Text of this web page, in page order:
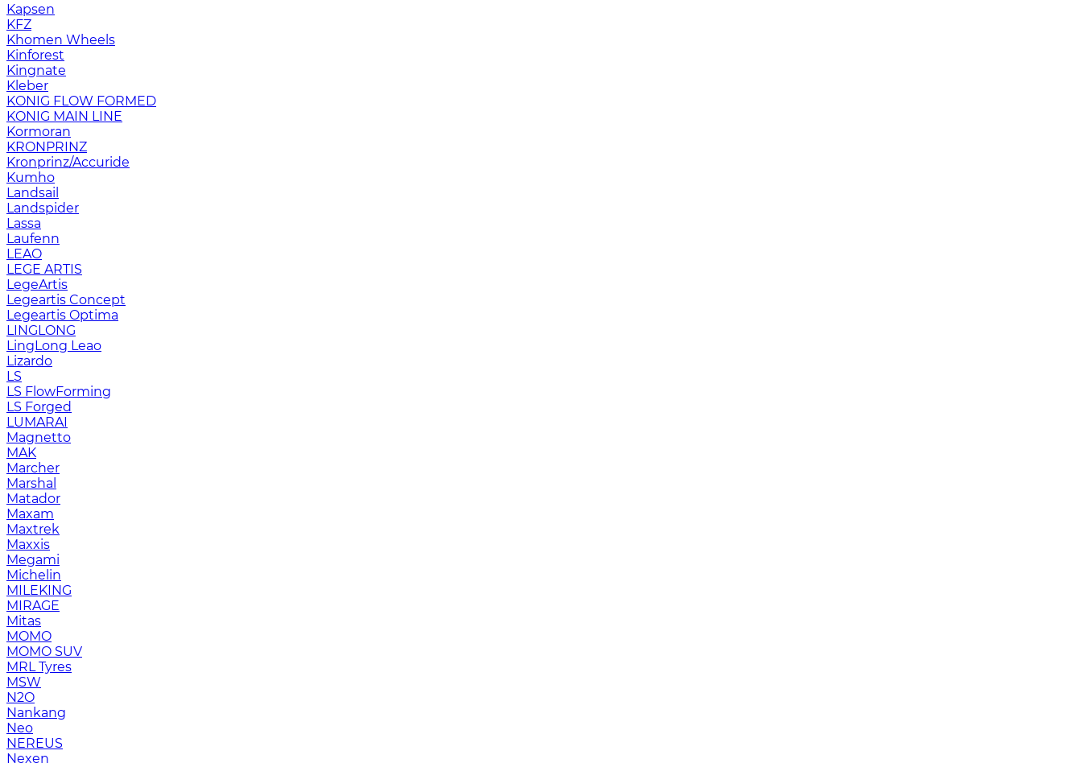
Kapsen
KFZ
Khomen Wheels
Kinforest
Kingnate
Kleber
KONIG FLOW FORMED
KONIG MAIN LINE
Kormoran
KRONPRINZ
Kronprinz/Accuride
Kumho
Landsail
Landspider
Lassa
Laufenn
LEAO
LEGE ARTIS
LegeArtis
Legeartis Concept
Legeartis Optima
LINGLONG
LingLong Leao
Lizardo
LS
LS FlowForming
LS Forged
LUMARAI
Magnetto
MAK
Marcher
Marshal
Matador
Maxam
Maxtrek
Maxxis
Megami
Michelin
MILEKING
MIRAGE
Mitas
MOMO
MOMO SUV
MRL Tyres
MSW
N2O
Nankang
Neo
NEREUS
Nexen